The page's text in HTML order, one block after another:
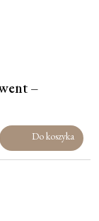
–
Do koszyka